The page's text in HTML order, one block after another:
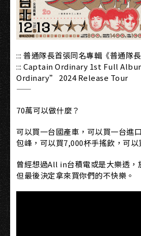
::: 普通隊長首張同名專輯《普通隊
::: Captain Ordinary 1st Full
Ordinary” 2024 Release Tour
——
70萬可以做什麼？
可以買一台國產車，可以買一台進
包峰，可以買7,000杯手搖飲，可以
曾經想過All in台積電或是大樂透，
但最後決定拿來買你們的不快樂。